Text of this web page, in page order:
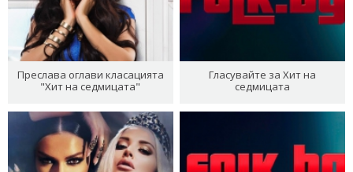
Преслава оглави класацията
"Хит на седмицата"
Гласувайте за Хит на
седмицата